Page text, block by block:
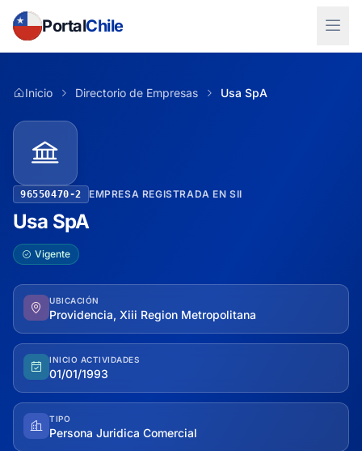
PortalChile
Inicio Directorio de Empresas Usa SpA
96550470-2 EMPRESA REGISTRADA EN SII
Usa SpA
Vigente
UBICACIÓN
Providencia, Xiii Region Metropolitana
INICIO ACTIVIDADES
01/01/1993
TIPO
Persona Juridica Comercial